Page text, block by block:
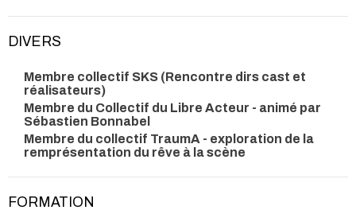
DIVERS
Membre collectif SKS (Rencontre dirs cast et
réalisateurs)
Membre du Collectif du Libre Acteur - animé par
Sébastien Bonnabel
Membre du collectif TraumA - exploration de la
remprésentation du rêve à la scène
FORMATION